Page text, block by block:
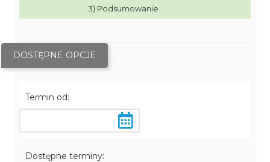
3) Podsumowanie
DOSTĘPNE OPCJE
Termin od:
Dostępne terminy: